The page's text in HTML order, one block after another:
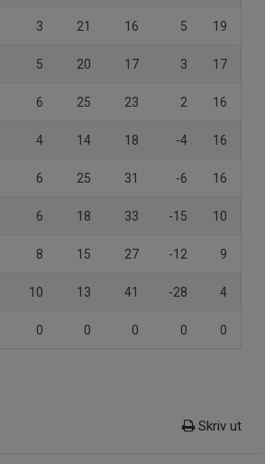
3 21 16 5 19
5 20 17 3 17
6 25 23 2 16
4 14 18 -4 16
6 25 31 -6 16
6 18 33 -15 10
8 15 27 -12 9
10 13 41 -28 4
0 0 0 0 0
Skriv ut